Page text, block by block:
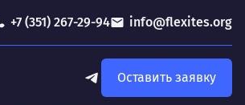
+7 (351) 267-29-94 info@flexites.org
Оставить заявку